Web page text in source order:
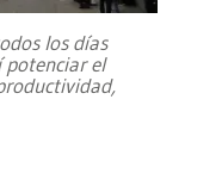
los días
potenciar el